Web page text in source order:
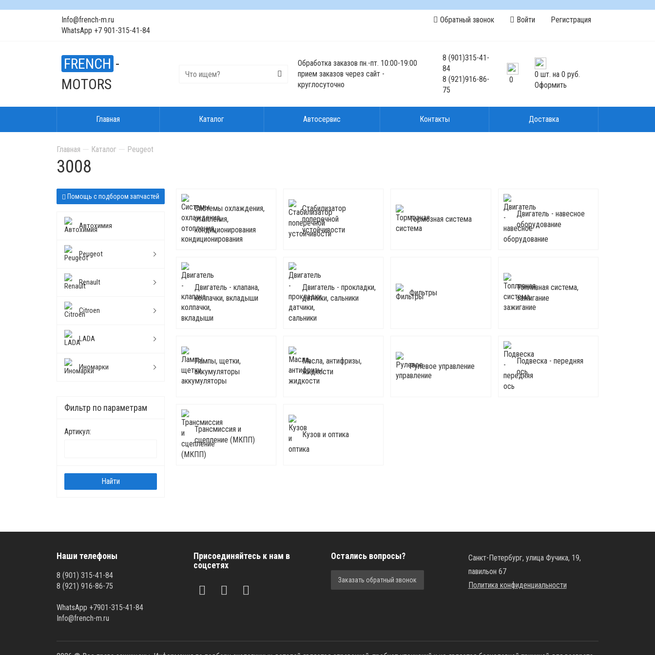
Info@french-m.ru
WhatsApp +7 901-315-41-84
Обратный звонок Войти Регистрация
FRENCH -
MOTORS
Обработка заказов пн.-пт. 10:00-19:00
прием заказов через сайт -
круглосуточно
8(901)315-41-
84
8(921)916-86-
75
0
0 шт. на 0 руб.
Оформить
Главная Каталог Автосервис Контакты Доставка
Главная Каталог Peugeot
3008
Помощь с подбором запчастей
Автохимия
Peugeot
Renault
Citroen
LADA
Иномарки
Фильтр по параметрам
Артикул:
Системы охлаждения,
отопления,
кондиционирования
Стабилизатор
поперечной
устойчивости
Тормозная система
Двигатель - навесное
оборудование
Двигатель - клапана,
колпачки, вкладыши
Двигатель - прокладки,
датчики, сальники
Фильтры
Топливная система,
зажигание
Лампы, щетки,
аккумуляторы
Масла, антифризы,
жидкости
Рулевое управление
Подвеска - передняя
ось
Трансмиссия и
сцепление (МКПП)
Кузов и оптика
Наши телефоны
8 (901) 315-41-84
8 (921) 916-86-75
WhatsApp +7901-315-41-84
Info@french-m.ru
Присоединяйтесь к нам в
соцсетях
Остались вопросы?
Заказать обратный звонок
Санкт-Петербург, улица Фучика, 19,
павильон 67
Политика конфиденциальности